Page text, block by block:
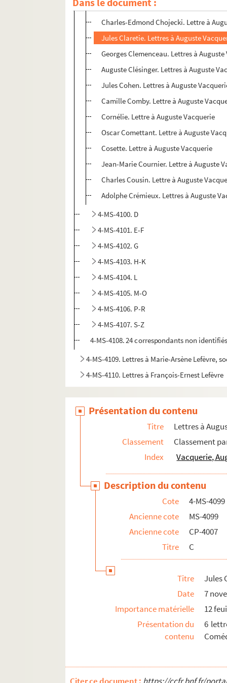
Charles de Chilly. Lettre à Auguste
Charles-Edmond Chojecki. Lettre à
Jules Claretie. Lettres à Auguste
Georges Clemenceau. Lettres à
Auguste Clésinger. Lettres à Auguste
Jules Cohen. Lettres à Auguste
Camille Comby. Lettre à Auguste
Cornélie. Lettre à Auguste Vacquerie
Oscar Comettant. Lettre à Auguste
Cosette. Lettre à Auguste Vacquerie
Jean-Marie Cournier. Lettre à Auguste
Charles Cousin. Lettre à Auguste
Adolphe Crémieux. Lettres à Auguste
4-MS-4100. D
4-MS-4101. E-F
4-MS-4102. G
4-MS-4103. H-K
4-MS-4104. L
4-MS-4105. M-O
4-MS-4106. P-R
4-MS-4107. S-Z
4-MS-4108. 24 correspondants non
4-MS-4109. Lettres à Marie-Arsène Lefèvre,
4-MS-4110. Lettres à François-Ernest Lefèvre
4-MS-4112. Lettres à Catherine Lefèvre
4-MS-4113. Auguste Vacquerie. "Une sorte de
4-MS-4114. Lettres de tiers acquises dans
Présentation du contenu
Titre
Lettres à
Classement
Classement
Index
Vacquerie,
Description du contenu
Cote
4-MS-4099
Ancienne cote
MS-4099
Ancienne cote
CP-4007
Titre
C
Titre
Jules
Date
7
Importance matérielle
12
Présentation du
contenu
6